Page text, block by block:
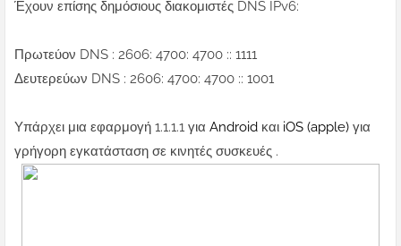
Έχουν επίσης δημόσιους διακομιστές DNS IPv6:
Πρωτεύον DNS : 2606: 4700: 4700 :: 1111
Δευτερεύων DNS : 2606: 4700: 4700 :: 1001
Υπάρχει μια εφαρμογή 1.1.1.1 για Android και iOS (apple) για
γρήγορη εγκατάσταση σε κινητές συσκευές .